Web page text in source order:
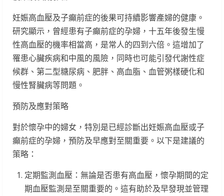
妊娠高血壓及子癲前症的後果可持續影響產婦的健康。
研究顯示，曾經患有子癲前症的孕婦，十五年後發生慢
性高血壓的機率相當高，是常人的四到六倍。這增加了
罹患心臟疾病和中風的風險，同時也可能引發代謝性症
候群、第二型糖尿病、肥胖、高血脂、血管粥樣硬化和
慢性腎臟病等問題。
預防及應對策略
對於懷孕中的婦女，特別是已經診斷出妊娠高血壓或子
癲前症的孕婦，預防及早應對至關重要。以下是建議的
策略：
定期監測血壓：無論是否患有高血壓，懷孕期間的定
期血壓監測是至關重要的。這有助於及早發現並管理